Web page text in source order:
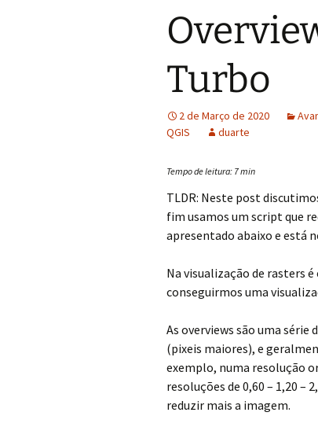
Turbo
2 de Março de 2020
QGIS
duarte
Tempo de leitura: 7min
TLDR: Neste post
fim usamos um script que
apresentado abaixo e está
Na visualização de rasters
conseguirmos uma
As overviews são uma série
(pixeis maiores), e
exemplo, numa resolução
resoluções de 0,60 – 1,20 –
reduzir mais a imagem.